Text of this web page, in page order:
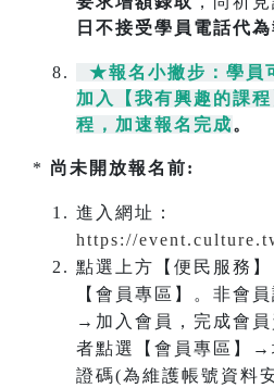
日不接受學員電話代為
★報名小撇步：學員
加入【我有興趣的課
程，加速報名完成。
* 尚未開放報名前:
進入網址：
https://
點選上方【便民服務
【會員專區】。非會
→加入會員，完成會員
者點選【會員專區】→
證碼(為維護帳號資料